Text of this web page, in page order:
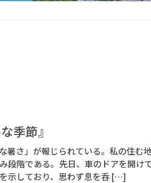
季節』
暑さ」が報じられている。私の住む
段階である。先日、車のドアを開け
示しており、思わず息を呑 […]